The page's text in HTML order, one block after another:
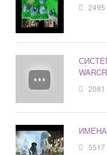
2495
2081
5517